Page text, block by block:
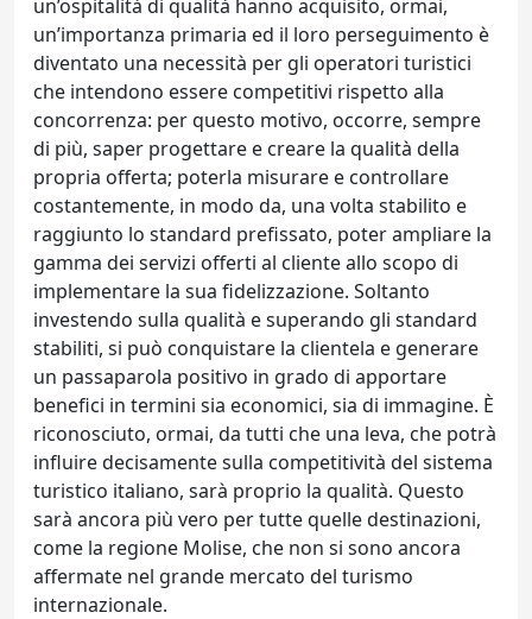
un’ospitalità di qualità hanno acquisito, ormai,
un’importanza primaria ed il loro perseguimento è
diventato una necessità per gli operatori turistici
che intendono essere competitivi rispetto alla
concorrenza: per questo motivo, occorre, sempre
di più, saper progettare e creare la qualità della
propria offerta; poterla misurare e controllare
costantemente, in modo da, una volta stabilito e
raggiunto lo standard prefissato, poter ampliare la
gamma dei servizi offerti al cliente allo scopo di
implementare la sua fidelizzazione. Soltanto
investendo sulla qualità e superando gli standard
stabiliti, si può conquistare la clientela e generare
un passaparola positivo in grado di apportare
benefici in termini sia economici, sia di immagine. È
riconosciuto, ormai, da tutti che una leva, che potrà
influire decisamente sulla competitività del sistema
turistico italiano, sarà proprio la qualità. Questo
sarà ancora più vero per tutte quelle destinazioni,
come la regione Molise, che non si sono ancora
affermate nel grande mercato del turismo
internazionale.